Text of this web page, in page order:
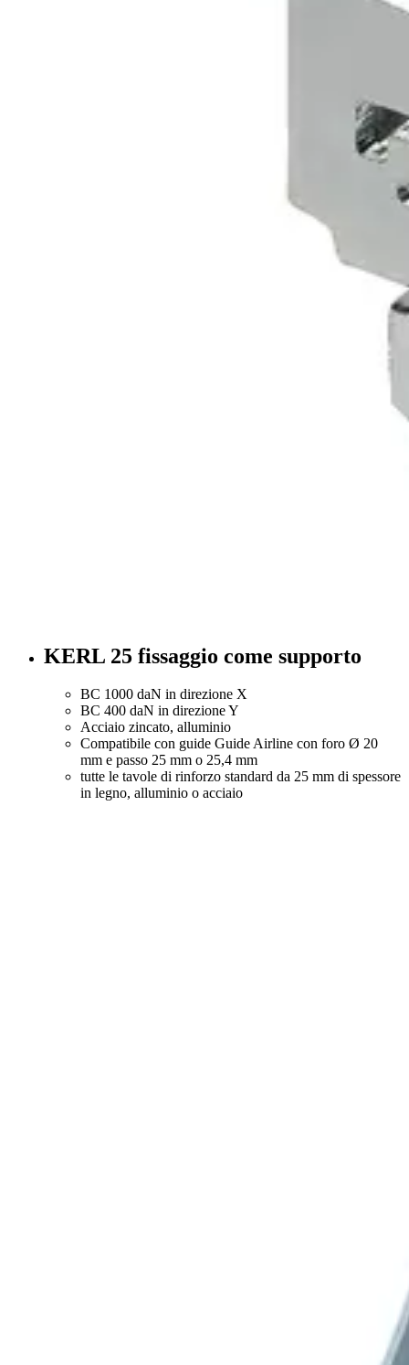
KERL 25 fissaggio come supporto
BC 1000 daN in direzione X
BC 400 daN in direzione Y
Acciaio zincato, alluminio
Compatibile con guide Guide Airline con foro Ø 20
mm e passo 25 mm o 25,4 mm
tutte le tavole di rinforzo standard da 25 mm di spessore
in legno, alluminio o acciaio